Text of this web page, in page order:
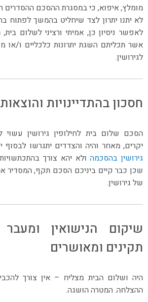
מומלץ, איפוא, כי במסגרת ההסכם ההסדרים
לא יתנו יתרון לצד שיחליט בהמשך לפתוח
לאפשר ניסיון כן, אמיתי ורציני לשלום
אשר תכליתם השגת יתרונות כלכליים ו/או
לגירושין.
חסכון בהתדיינויות
הסכם שלום בית לחילופין גירושין
יקרים, מאחר והיה והצדדים יתגרשו
גירושין בהסכמהולא יהא צורך
שכן כבר קיים ביניכם הסכם תקף, המסדיר
של גירושין.
שיקום הנישואין ומעבר
תקינים ומאושרים
היה ושלום הבית מצליח – אין צורך
ההצלחה. המטרה הושגה.